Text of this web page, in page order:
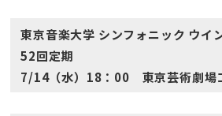
東京音楽大学 シンフォニック ウイ
52回定期
7/14（水）18：00 東京芸術劇場